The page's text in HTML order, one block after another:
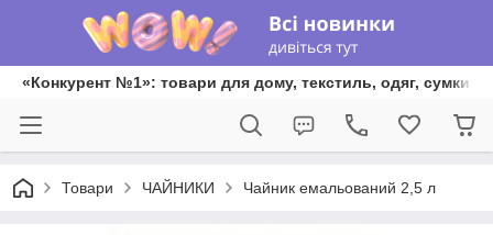
«Конкурент №1»: товари для дому, текстиль, одяг, сумки
Товари ЧАЙНИКИ Чайник емальований 2,5 л